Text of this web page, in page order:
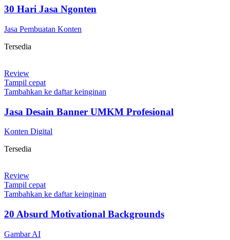
30 Hari Jasa Ngonten
Jasa Pembuatan Konten
Tersedia
Review
Tampil cepat
Tambahkan ke daftar keinginan
Jasa Desain Banner UMKM Profesional
Konten Digital
Tersedia
Review
Tampil cepat
Tambahkan ke daftar keinginan
20 Absurd Motivational Backgrounds
Gambar AI